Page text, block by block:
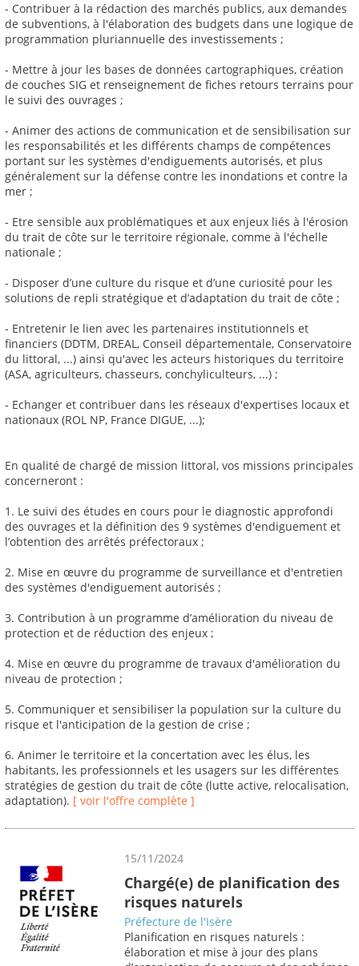
- Contribuer à la rédaction des marchés publics, aux demandes
de subventions, à l'élaboration des budgets dans une logique de
programmation pluriannuelle des investissements ;
- Mettre à jour les bases de données cartographiques, création
de couches SIG et renseignement de fiches retours terrains pour
le suivi des ouvrages ;
- Animer des actions de communication et de sensibilisation sur
les responsabilités et les différents champs de compétences
portant sur les systèmes d'endiguements autorisés, et plus
généralement sur la défense contre les inondations et contre la
mer ;
- Etre sensible aux problématiques et aux enjeux liés à l'érosion
du trait de côte sur le territoire régionale, comme à l'échelle
nationale ;
- Disposer d’une culture du risque et d’une curiosité pour les
solutions de repli stratégique et d’adaptation du trait de côte ;
- Entretenir le lien avec les partenaires institutionnels et
financiers (DDTM, DREAL, Conseil départementale, Conservatoire
du littoral, ...) ainsi qu'avec les acteurs historiques du territoire
(ASA, agriculteurs, chasseurs, conchyliculteurs, ...) ;
- Echanger et contribuer dans les réseaux d'expertises locaux et
nationaux (ROL NP, France DIGUE, ...);
En qualité de chargé de mission littoral, vos missions principales
concerneront :
1. Le suivi des études en cours pour le diagnostic approfondi
des ouvrages et la définition des 9 systèmes d'endiguement et
l’obtention des arrêtés préfectoraux ;
2. Mise en œuvre du programme de surveillance et d'entretien
des systèmes d'endiguement autorisés ;
3. Contribution à un programme d’amélioration du niveau de
protection et de réduction des enjeux ;
4. Mise en œuvre du programme de travaux d'amélioration du
niveau de protection ;
5. Communiquer et sensibiliser la population sur la culture du
risque et l'anticipation de la gestion de crise ;
6. Animer le territoire et la concertation avec les élus, les
habitants, les professionnels et les usagers sur les différentes
stratégies de gestion du trait de côte (lutte active, relocalisation,
adaptation). [ voir l'offre complète ]
15/11/2024
Chargé(e) de planification des
risques naturels
Préfecture de l'Isère
Planification en risques naturels :
élaboration et mise à jour des plans